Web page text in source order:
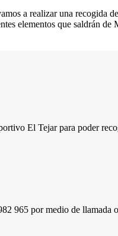
a realizar una recogida
elementos que saldrán
El Tejar para poder
965 por medio de llamada